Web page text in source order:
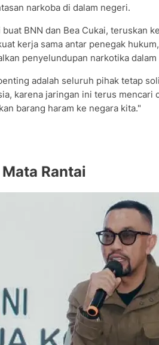
narkoba di dalam negeri.
buat BNN dan Bea Cukai, teruskan
kerja sama antar penegak
penyelundupan narkotika
adalah seluruh pihak tetap
karena jaringan ini terus mencari
barang haram ke negara kita."
Rantai